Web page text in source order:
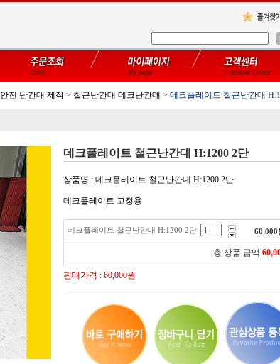
안전 난간대 제작 > 철근난간대 데크난간대 > 데크플레이트 철근난간대
데크플레이트 철근난간대 H:1200 2단
상품명 : 데크플레이트 철근난간대 H:1200 2단
데크플레이트 고정용
데크플레이트 철근난간대 H:1200 2단 60,000
총 상품 금액
판매가격 : 60,000원